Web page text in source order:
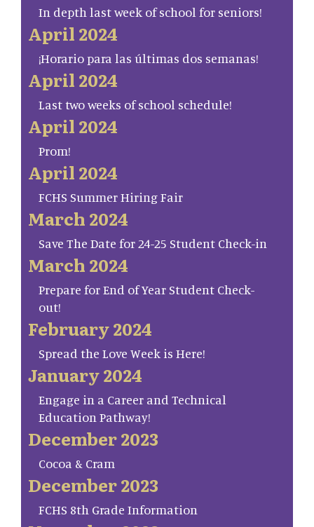
In depth last week of school for seniors!
April 2024
¡Horario para las últimas dos semanas!
April 2024
Last two weeks of school schedule!
April 2024
Prom!
April 2024
FCHS Summer Hiring Fair
March 2024
Save The Date for 24-25 Student Check-in
March 2024
Prepare for End of Year Student Check-
out!
February 2024
Spread the Love Week is Here!
January 2024
Engage in a Career and Technical
Education Pathway!
December 2023
Cocoa & Cram
December 2023
FCHS 8th Grade Information